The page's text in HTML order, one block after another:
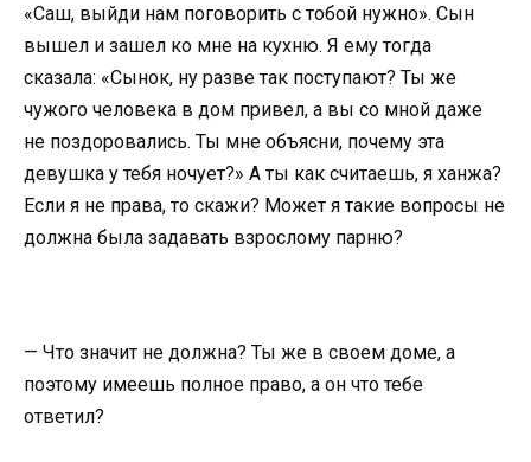
«Саш, выйди нам поговорить с тобой нужно». Сын
вышел и зашел ко мне на кухню. Я ему тогда
сказала: «Сынок, ну разве так поступают? Ты же
чужого человека в дом привел, а вы со мной даже
не поздоровались. Ты мне объясни, почему эта
девушка у тебя ночует?» А ты как считаешь, я ханжа?
Если я не права, то скажи? Может я такие вопросы не
должна была задавать взрослому парню?
— Что значит не должна? Ты же в своем доме, а
поэтому имеешь полное право, а он что тебе
ответил?